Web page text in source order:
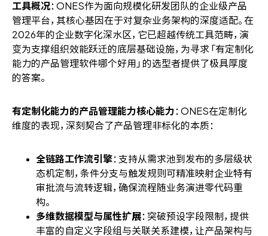
工具概况：ONES作为面向规模化研发团队的企业级产品
管理平台，其核心基因在于对复杂业务架构的深度适配。在
2026年的企业数字化深水区，它已超越传统工具范畴，演
变为支撑组织效能跃迁的底层基础设施，为寻求「有定制化
能力的产品管理软件哪个好用」的选型者提供了极具厚度
的答案。
有定制化能力的产品管理能力核心能力：ONES在定制化
维度的表现，深刻契合了产品管理非标化的本质：
全链路工作流引擎：支持从需求池到发布的多层级状
态机定制，条件分支与触发规则可精准映射企业特有
审批流与流转逻辑，确保流程随业务演进零代码重
构。
多维数据模型与属性扩展：突破预设字段限制，提供
丰富的自定义字段组与关联关系建模，让产品架构与